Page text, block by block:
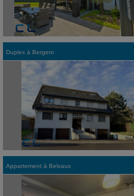
Duplex à Bergem
Appartement à Belvaux